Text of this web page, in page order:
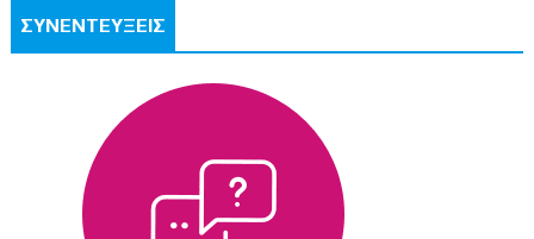
ΣΥΝΕΝΤΕΥΞΕΙΣ